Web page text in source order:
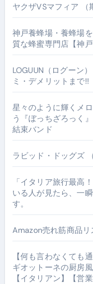
ヤクザVSマフィア （
神戸養蜂場・養蜂場
質な蜂蜜専門店【神
LOGUUN（ログーン
ミ・デメリットまで!!
星々のように輝くメ
う『ぼっちざろっ
結束バンド
ラビッド・ドッグズ
「イタリア旅行最高
いる人が見たら、一
す。
Amazon売れ筋商品リ
【何も言わなくても
ギオットーネの厨房
【イタリアン】【営業